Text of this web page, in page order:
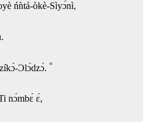
ńǹtá-òkè-Sìyɔ́nì,
Ɔlɔ́dzɔ́. *
nɔ́mbɛ́ ɛ́,